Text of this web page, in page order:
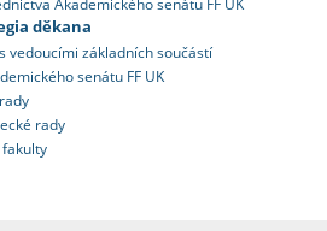
děkana
vedoucími základních součástí
senátu FF UK
rady